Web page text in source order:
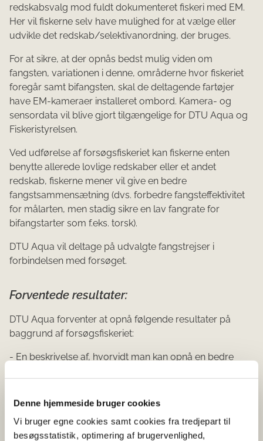
Denne hjemmeside bruger cookies
Vi bruger egne cookies samt cookies fra tredjepart til
besøgsstatistik, optimering af brugervenlighed,
redskabsvalg mod fuldt dokumenteret fiskeri med EM.
Her vil fiskerne selv have mulighed for at vælge eller
udvikle det redskab/selektivanordning, der bruges.
For at sikre, at der opnås bedst mulig viden om
fangsten, variationen i denne, områderne hvor fiskeriet
foregår samt bifangsten, skal de deltagende fartøjer
have EM-kameraer installeret ombord. Kamera- og
sensordata vil blive gjort tilgængelige for DTU Aqua og
Fiskeristyrelsen.
Ved udførelse af forsøgsfiskeriet kan fiskerne enten
benytte allerede lovlige redskaber eller et andet
redskab, fiskerne mener vil give en bedre
fangstsammensætning (dvs. forbedre fangsteffektivitet
for målarten, men stadig sikre en lav fangrate for
bifangstarter som f.eks. torsk).
DTU Aqua vil deltage på udvalgte fangstrejser i
forbindelsen med forsøget.
Forventede resultater:
DTU Aqua forventer at opnå følgende resultater på
baggrund af forsøgsfiskeriet:
- En beskrivelse af, hvorvidt man kan opnå en bedre
Krav til de deltagende fartøjer: